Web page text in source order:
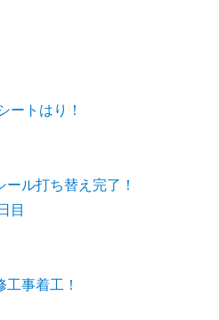
ートはり！
ル打ち替え完了！
目
事着工！